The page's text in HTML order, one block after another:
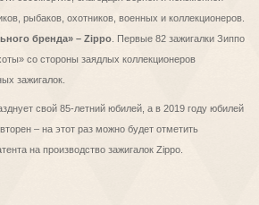
рыбаков, охотников, военных и коллекционеров.
бренда» – Zippo . Первые 82 зажигалки Зиппо
со стороны заядлых коллекционеров
зажигалок.
свой 85-летний юбилей, а в 2019 году юбилей
– на этот раз можно будет отметить
на производство зажигалок Zippo.